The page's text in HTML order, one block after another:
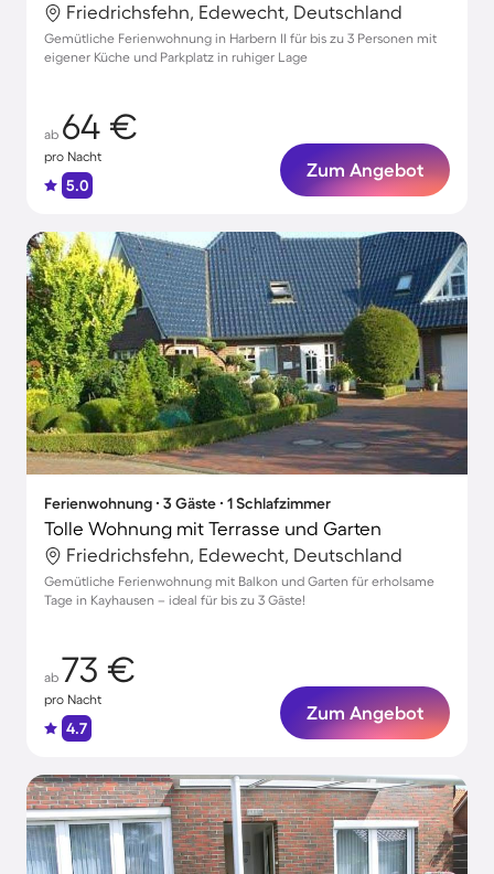
Friedrichsfehn, Edewecht, Deutschland
Gemütliche Ferienwohnung in Harbern II für bis zu 3 Personen mit
eigener Küche und Parkplatz in ruhiger Lage
ab 64 €
pro Nacht
5.0
Zum Angebot
Ferienwohnung ∙ 3 Gäste ∙ 1 Schlafzimmer
Tolle Wohnung mit Terrasse und Garten
Friedrichsfehn, Edewecht, Deutschland
Gemütliche Ferienwohnung mit Balkon und Garten für erholsame
Tage in Kayhausen – ideal für bis zu 3 Gäste!
ab 73 €
pro Nacht
4.7
Zum Angebot